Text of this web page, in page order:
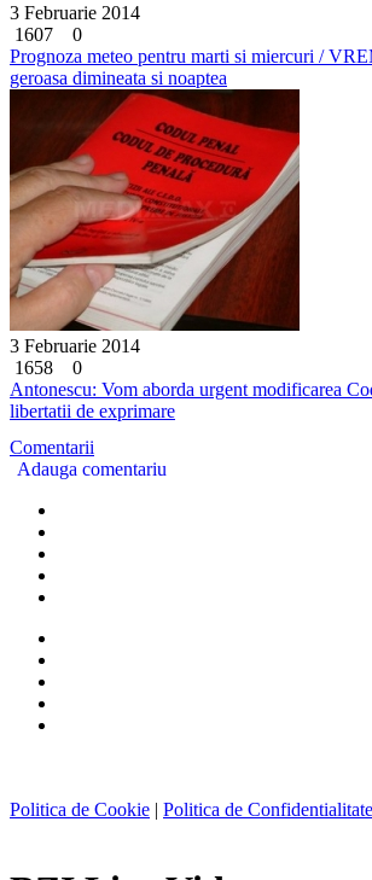
3 Februarie 2014
1607
0
Prognoza meteo pentru marti si miercuri /
geroasa dimineata si noaptea
3 Februarie 2014
1658
0
Antonescu: Vom aborda urgent modificarea
libertatii de exprimare
Comentarii
Adauga comentariu
Politica de Cookie | Politica de Confidentialitate